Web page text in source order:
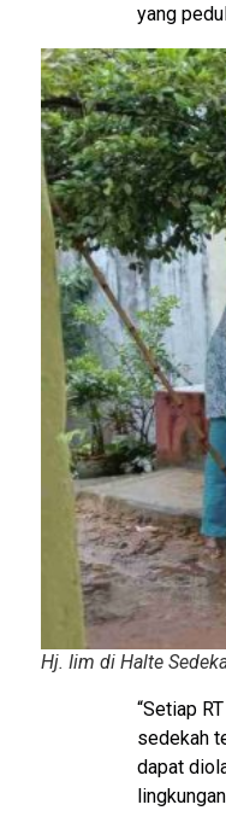
yang
Hj. Iim di Halte
“Setiap
sedekah
dapat
lingkungan